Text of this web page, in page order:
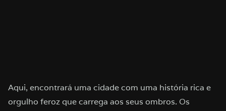
Aqui, encontrará uma cidade com uma história rica e
orgulho feroz que carrega aos seus ombros. Os